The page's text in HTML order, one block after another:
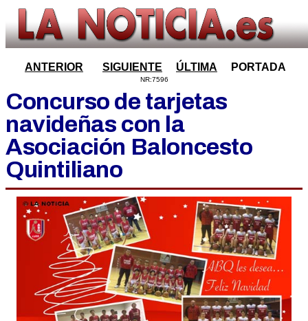
ANTERIOR SIGUIENTE ÚLTIMA PORTADA
NR:7596
Concurso de tarjetas
navideñas con la
Asociación Baloncesto
Quintiliano